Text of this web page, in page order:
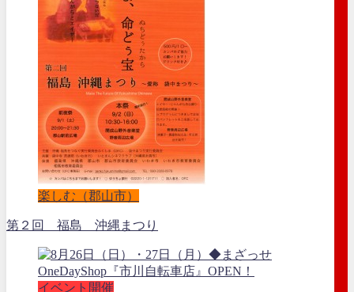
楽しむ（郡山市）
第２回 福島 沖縄まつり
イベント開催